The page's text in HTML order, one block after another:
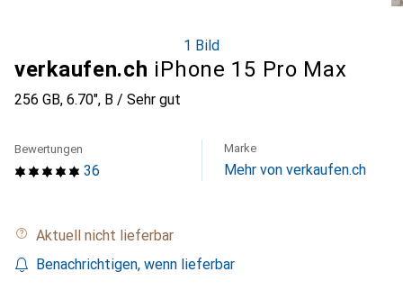
1 Bild
verkaufen.ch iPhone 15 Pro Max
256 GB, 6.70", B / Sehr gut
36
Bewertungen Marke
Mehr von verkaufen.ch
Aktuell nicht lieferbar
Benachrichtigen, wenn lieferbar